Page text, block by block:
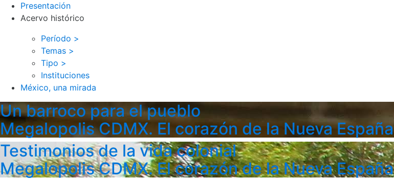
Presentación
Acervo histórico
Período >
Temas >
Tipo >
Instituciones
México, una mirada
Un barroco para el pueblo
Megalopolis CDMX. El corazón de la Nueva España
Testimonios de la vida colonial
Megalopolis CDMX. El corazón de la Nueva España